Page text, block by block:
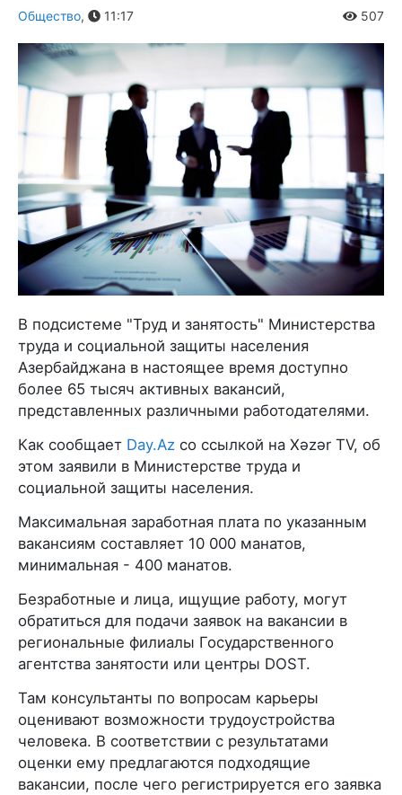
Общество, 11:17 507
В подсистеме "Труд и занятость" Министерства
труда и социальной защиты населения
Азербайджана в настоящее время доступно
более 65 тысяч активных вакансий,
представленных различными работодателями.
Как сообщает Day.Az со ссылкой на Xəzər TV, об
этом заявили в Министерстве труда и
социальной защиты населения.
Максимальная заработная плата по указанным
вакансиям составляет 10 000 манатов,
минимальная - 400 манатов.
Безработные и лица, ищущие работу, могут
обратиться для подачи заявок на вакансии в
региональные филиалы Государственного
агентства занятости или центры DOST.
Там консультанты по вопросам карьеры
оценивают возможности трудоустройства
человека. В соответствии с результатами
оценки ему предлагаются подходящие
вакансии, после чего регистрируется его заявка